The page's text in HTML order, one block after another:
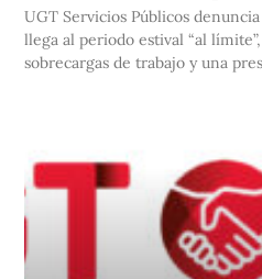
UGT Servicios Públicos
llega al periodo estival “al
sobrecargas de trabajo y una